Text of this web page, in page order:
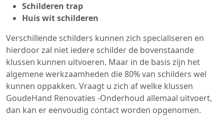
Schilderen trap
Huis wit schilderen
Verschillende schilders kunnen zich specialiseren en
hierdoor zal niet iedere schilder de bovenstaande
klussen kunnen uitvoeren. Maar in de basis zijn het
algemene werkzaamheden die 80% van schilders wel
kunnen oppakken. Vraagt u zich af welke klussen
GoudeHand Renovaties -Onderhoud allemaal uitvoert,
dan kan er eenvoudig contact worden opgenomen.